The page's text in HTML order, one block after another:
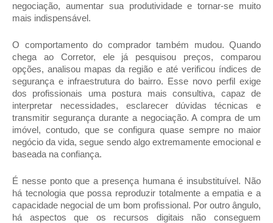
negociação, aumentar sua produtividade e tornar-se muito
mais indispensável.
O comportamento do comprador também mudou. Quando
chega ao Corretor, ele já pesquisou preços, comparou
opções, analisou mapas da região e até verificou índices de
segurança e infraestrutura do bairro. Esse novo perfil exige
dos profissionais uma postura mais consultiva, capaz de
interpretar necessidades, esclarecer dúvidas técnicas e
transmitir segurança durante a negociação. A compra de um
imóvel, contudo, que se configura quase sempre no maior
negócio da vida, segue sendo algo extremamente emocional e
baseada na confiança.
É nesse ponto que a presença humana é insubstituível. Não
há tecnologia que possa reproduzir totalmente a empatia e a
capacidade negocial de um bom profissional. Por outro ângulo,
há aspectos que os recursos digitais não conseguem